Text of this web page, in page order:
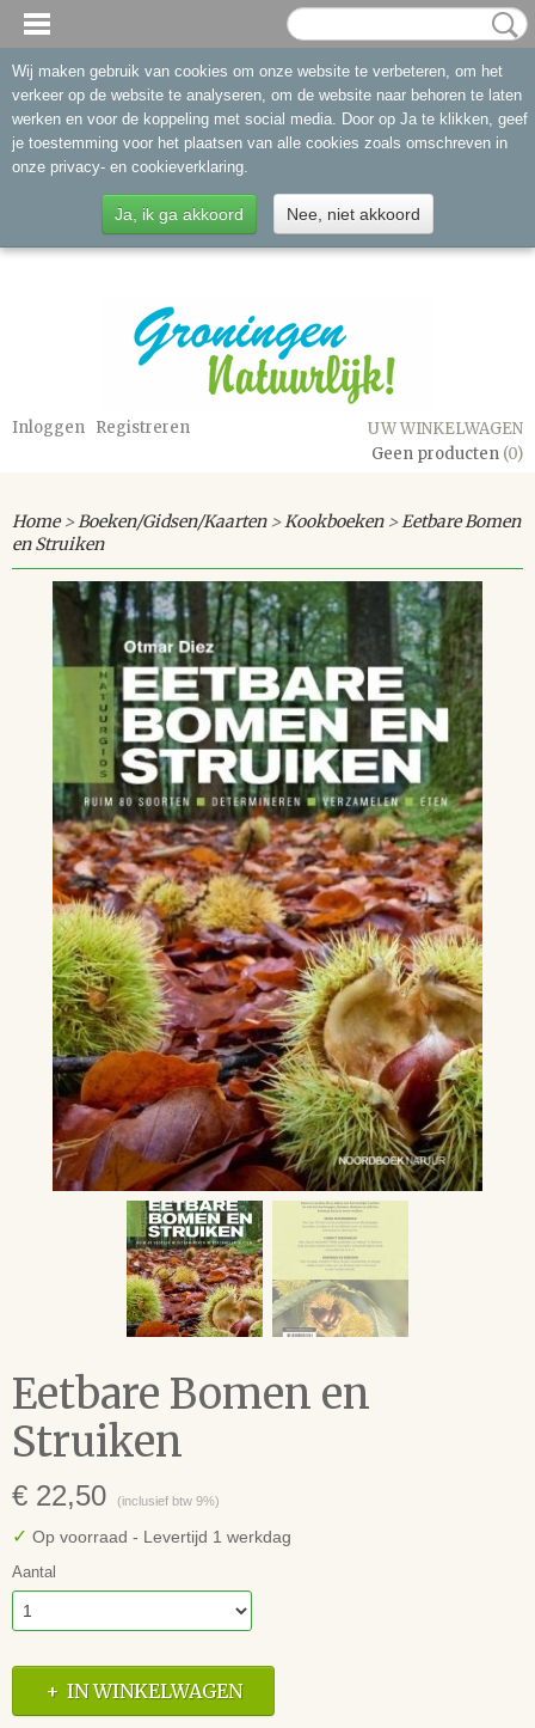
Inloggen Registreren
UW WINKELWAGEN
Geen producten (0)
Home>Boeken/Gidsen/Kaarten>Kookboeken>Eetbare Bomen
en Struiken
Eetbare Bomen en
Struiken
€ 22,50 (inclusief btw 9%)
✓ Op voorraad - Levertijd 1 werkdag
Aantal
IN WINKELWAGEN
Wij maken gebruik van cookies om onze website te verbeteren, om het
verkeer op de website te analyseren, om de website naar behoren te laten
werken en voor de koppeling met social media. Door op Ja te klikken, geef
je toestemming voor het plaatsen van alle cookies zoals omschreven in
onze privacy- en cookieverklaring.
Ja, ik ga akkoord Nee, niet akkoord